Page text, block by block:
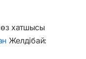
хатшысы
Желдібай: